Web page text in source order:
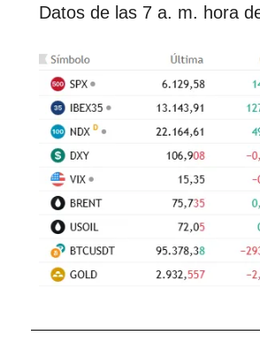
Datos de las 7 a. m. hora